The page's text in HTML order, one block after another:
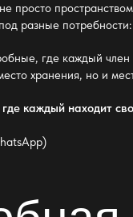
просто
разные
, где каждый член
хранения, но и
где каждый находит